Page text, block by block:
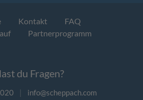
Kontakt
FAQ
Partnerprogramm
du Fragen?
| info@scheppach.com